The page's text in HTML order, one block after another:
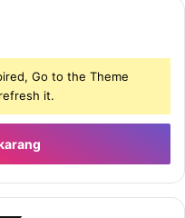
perjanjian
menulis surat
Go to the Theme
it.